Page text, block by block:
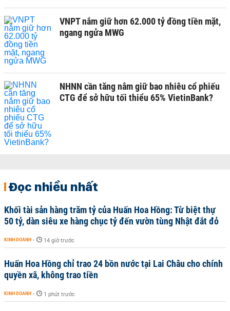
VNPT nắm giữ hơn 62.000 tỷ đồng tiền mặt,
ngang ngửa MWG
NHNN cần tăng nắm giữ bao nhiêu cổ phiếu
CTG để sở hữu tối thiểu 65% VietinBank?
Đọc nhiều nhất
Khối tài sản hàng trăm tỷ của Huấn Hoa Hồng: Từ biệt thự
50 tỷ, dàn siêu xe hàng chục tỷ đến vườn tùng Nhật đắt đỏ
KINH DOANH - 14 giờ trước
Huấn Hoa Hồng chỉ trao 24 bồn nước tại Lai Châu cho chính
quyền xã, không trao tiền
KINH DOANH - 1 phút trước